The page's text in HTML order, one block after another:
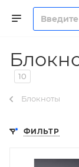
10
Блокноты
ФИЛЬТР